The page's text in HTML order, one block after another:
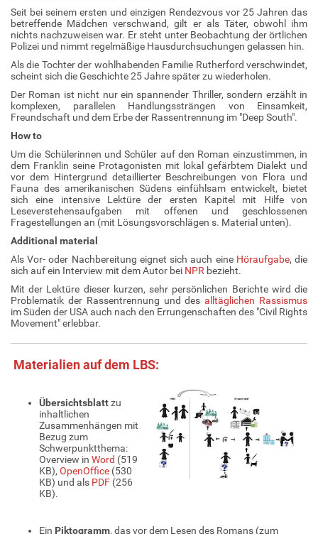
Seit bei seinem ersten und einzigen Rendezvous vor 25 Jahren das
betreffende Mädchen verschwand, gilt er als Täter, obwohl ihm
nichts nachzuweisen war. Er steht unter Beobachtung der örtlichen
Polizei und nimmt regelmäßige Hausdurchsuchungen gelassen hin.
Als die Tochter der wohlhabenden Familie Rutherford verschwindet,
scheint sich die Geschichte 25 Jahre später zu wiederholen.
Der Roman ist nicht nur ein spannender Thriller, sondern erzählt in
komplexen, parallelen Handlungssträngen von Einsamkeit,
Freundschaft und dem Erbe der Rassentrennung im "Deep South".
How to
Um die Schülerinnen und Schüler auf den Roman einzustimmen, in
dem Franklin seine Protagonisten mit lokal gefärbtem Dialekt und
vor dem Hintergrund detaillierter Beschreibungen von Flora und
Fauna des amerikanischen Südens einfühlsam entwickelt, bietet
sich eine intensive Lektüre der ersten Kapitel mit Hilfe von
Leseverstehensaufgaben mit offenen und geschlossenen
Fragestellungen an (mit Lösungsvorschlägen s. Material unten).
Additional material
Als Vor- oder Nachbereitung eignet sich auch eine Höraufgabe, die
sich auf ein Interview mit dem Autor bei NPR bezieht.
Mit der Lektüre dieser kurzen, sehr persönlichen Berichte wird die
Problematik der Rassentrennung und desalltäglichen Rassismus
im Süden der USA auch nach den Errungenschaften des "Civil Rights
Movement" erlebbar.
Materialien auf dem LBS:
Übersichtsblattzu
inhaltlichen
Zusammenhängen mit
Bezug zum
Schwerpunktthema:
Overview in Word (519
KB), OpenOffice (530
KB) und als PDF (256
KB).
Ein Piktogramm, das vor dem Lesen des Romans (zum